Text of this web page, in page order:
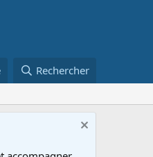
Rechercher